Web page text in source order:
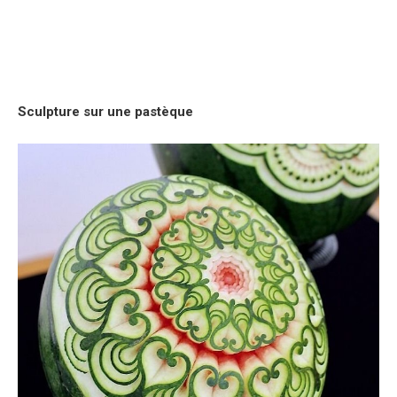
Sculpture sur une pastèque